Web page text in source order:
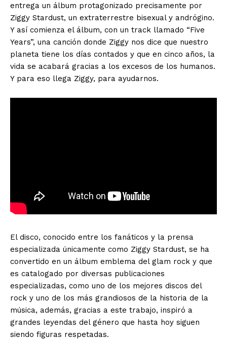
entrega un álbum protagonizado precisamente por
Ziggy Stardust, un extraterrestre bisexual y andrógino.
Y así comienza el álbum, con un track llamado “Five
Years”, una canción donde Ziggy nos dice que nuestro
planeta tiene los días contados y que en cinco años, la
vida se acabará gracias a los excesos de los humanos.
Y para eso llega Ziggy, para ayudarnos.
El disco, conocido entre los fanáticos y la prensa
especializada únicamente como Ziggy Stardust, se ha
convertido en un álbum emblema del glam rock y que
es catalogado por diversas publicaciones
especializadas, como uno de los mejores discos del
rock y uno de los más grandiosos de la historia de la
música, además, gracias a este trabajo, inspiró a
grandes leyendas del género que hasta hoy siguen
siendo figuras respetadas.